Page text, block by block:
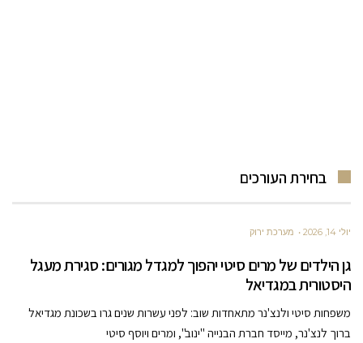
בחירת העורכים
יולי 14, 2026 מערכת ירוק
גן הילדים של מרים סיטי יהפוך למגדל מגורים: סגירת מעגל
היסטורית במגדיאל
משפחות סיטי ולנצ'נר מתאחדות שוב: לפני עשרות שנים גרו בשכונת מגדיאל
ברוך לנצ'נר, מייסד חברת הבנייה "ינוב", ומרים ויוסף סיטי